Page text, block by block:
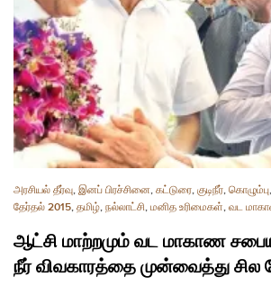
அரசியல் தீர்வு, இனப் பிரச்சினை, கட்டுரை, குடிநீர், கொழும்பு,
தேர்தல் 2015, தமிழ், நல்லாட்சி, மனித உரிமைகள், வட
ஆட்சி மாற்றமும் வட மாகாண
நீர் விவகாரத்தை முன்வைத்து சில